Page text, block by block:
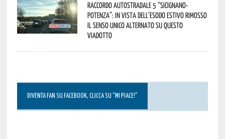
Raccordo Autostradale 5 “Sicignano-
Potenza”: in vista dell’esodo estivo rimosso
il senso unico alternato su questo
viadotto
DIVENTA FAN SU FACEBOOK, CLICCA SU “MI PIACE!”